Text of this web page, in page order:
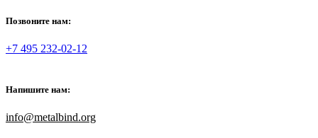
Позвоните нам:
+7 495 232-02-12
Напишите нам:
info@metalbind.org